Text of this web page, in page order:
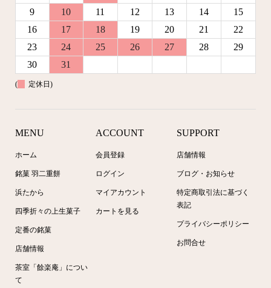
9
10 11 12 13 14
15
16
17 18 19 20 21
22
23
24 25 26 27 28
29
30
31
( 定休日)
MENU
ホーム
銘菓 羽二重餅
浜たから
四季折々の上生菓子
定番の銘菓
店舗情報
茶室「餘楽庵」につい
て
ACCOUNT
会員登録
ログイン
マイアカウント
カートを見る
SUPPORT
店舗情報
ブログ・お知らせ
特定商取引法に基づく
表記
プライバシーポリシー
お問合せ